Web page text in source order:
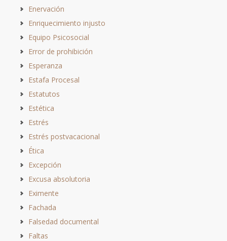
Enervación
Enriquecimiento injusto
Equipo Psicosocial
Error de prohibición
Esperanza
Estafa Procesal
Estatutos
Estética
Estrés
Estrés postvacacional
Ética
Excepción
Excusa absolutoria
Eximente
Fachada
Falsedad documental
Faltas